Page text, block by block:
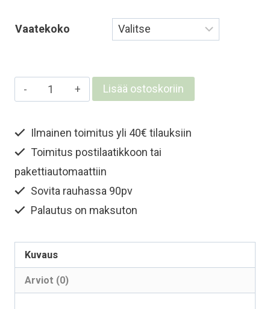
Vaatekoko
Naisten
merinovilla
paita
–
Luonnonvalkoinen
määrä
Lisää ostoskoriin
Ilmainen toimitus yli 40€ tilauksiin
Toimitus postilaatikkoon tai
pakettiautomaattiin
Sovita rauhassa 90pv
Palautus on maksuton
Kuvaus
Arviot (0)